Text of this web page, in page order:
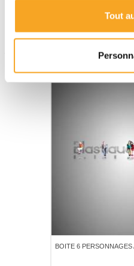
Tout
BOITE 6 PERSONNAGES